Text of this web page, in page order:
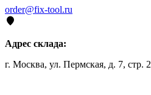
order@fix-tool.ru
Адрес склада:
г. Москва, ул. Пермская, д. 7, стр. 2